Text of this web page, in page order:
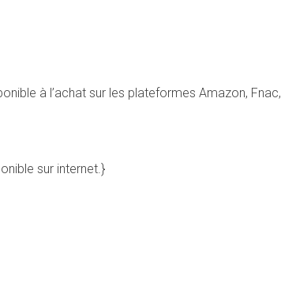
à l’achat sur les plateformes Amazon, Fnac,
sur internet.}